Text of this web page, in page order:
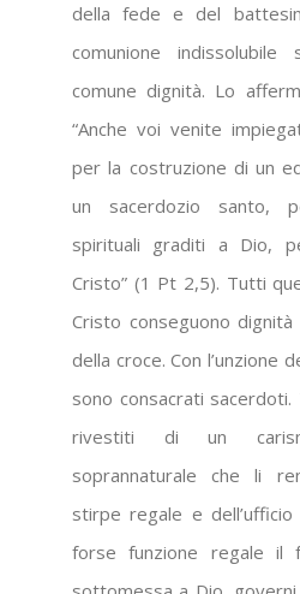
della fede e del
comunione
comune dignità. Lo
“Anche voi venite
per la costruzione di un
un sacerdozio santo,
spirituali graditi a Dio,
Cristo” (1 Pt 2,5). Tutti
Cristo conseguono
della croce. Con l’unzione
sono consacrati
rivestiti di un
soprannaturale che li
stirpe regale e
forse funzione regale il